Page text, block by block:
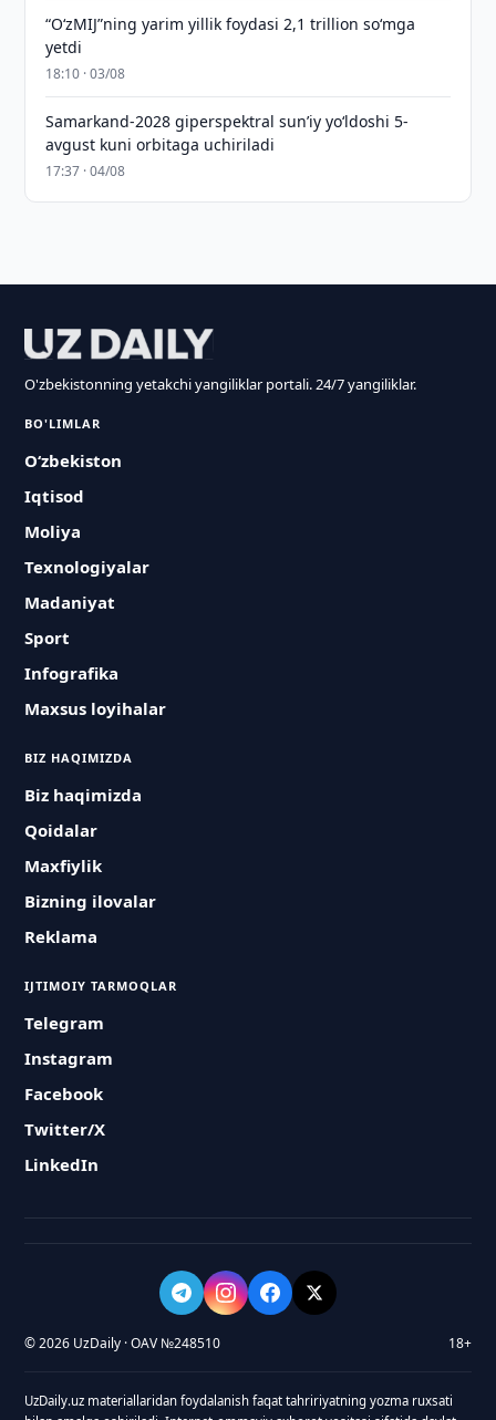
“O‘zMIJ”ning yarim yillik foydasi 2,1 trillion so‘mga
yetdi
18:10 · 03/08
Samarkand-2028 giperspektral sun’iy yo‘ldoshi 5-
avgust kuni orbitaga uchiriladi
17:37 · 04/08
O'zbekistonning yetakchi yangiliklar portali. 24/7 yangiliklar.
BO'LIMLAR
O‘zbekiston
Iqtisod
Moliya
Texnologiyalar
Madaniyat
Sport
Infografika
Maxsus loyihalar
BIZ HAQIMIZDA
Biz haqimizda
Qoidalar
Maxfiylik
Bizning ilovalar
Reklama
IJTIMOIY TARMOQLAR
Telegram
Instagram
Facebook
Twitter/X
LinkedIn
© 2026 UzDaily · OAV №248510 18+
UzDaily.uz materiallaridan foydalanish faqat tahririyatning yozma ruxsati